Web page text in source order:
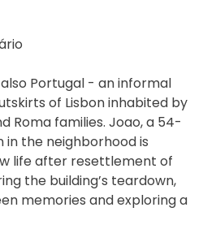
Portugal - an informal
of Lisbon inhabited by
Roma families. Joao, a 54-
the neighborhood is
life after resettlement of
the building’s teardown,
memories and exploring a